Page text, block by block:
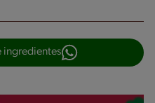
ingredientes